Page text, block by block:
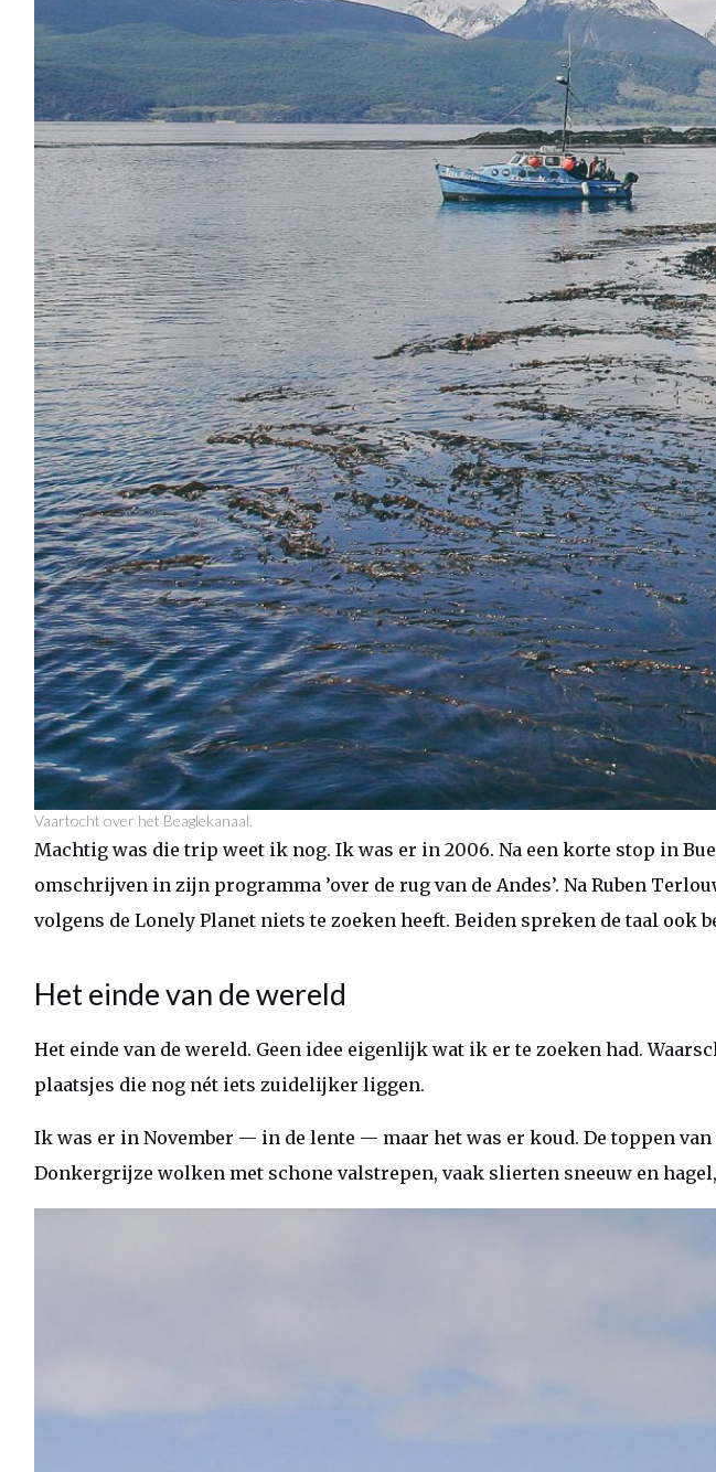
Vaartocht over het Beaglekanaal.
Machtig was die trip weet ik nog. Ik was er in 2006. Na een korte stop in
omschrijven in zijn programma ’over de rug van de Andes’. Na Ruben
volgens de Lonely Planet niets te zoeken heeft. Beiden spreken de taal ook
Het einde van de wereld
Het einde van de wereld. Geen idee eigenlijk wat ik er te zoeken had.
plaatsjes die nog nét iets zuidelijker liggen.
Ik was er in November — in de lente — maar het was er koud. De toppen
Donkergrijze wolken met schone valstrepen, vaak slierten sneeuw en